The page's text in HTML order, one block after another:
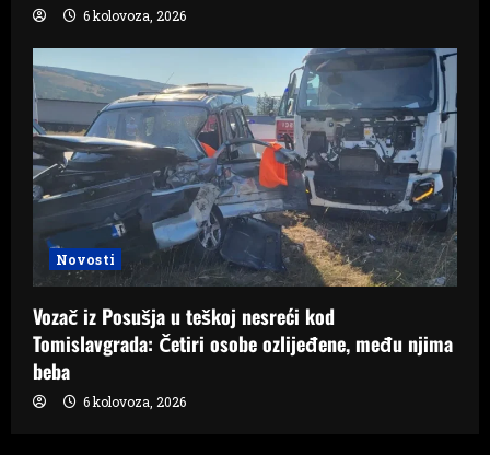
6 kolovoza, 2026
Novosti
Vozač iz Posušja u teškoj nesreći kod
Tomislavgrada: Četiri osobe ozlijeđene, među njima
beba
6 kolovoza, 2026